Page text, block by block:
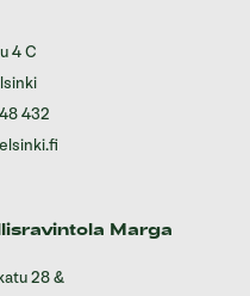
4 C
432
Marga
28&